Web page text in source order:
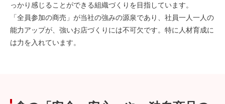
っかり感じることができる組織づくりを目指しています。
「全員参加の商売」が当社の強みの源泉であり、社員一人一人の
能力アップが、強いお店づくりには不可欠です。特に人材育成に
は力を入れています。